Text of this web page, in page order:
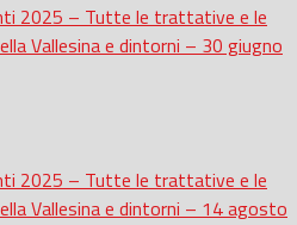
2025 – Tutte le trattative e le
Vallesina e dintorni – 30 giugno
2025 – Tutte le trattative e le
Vallesina e dintorni – 14 agosto